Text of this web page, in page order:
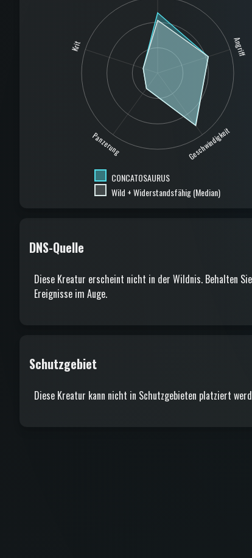
Angriff
Geschwindigkeit
Panzerung
Krit
CONCATOSAURUS
Wild + Widerstandsfähig (Median)
DNS-Quelle
Diese Kreatur erscheint nicht in der Wildnis. Behalten
Ereignisse im Auge.
Schutzgebiet
Diese Kreatur kann nicht in Schutzgebieten platziert